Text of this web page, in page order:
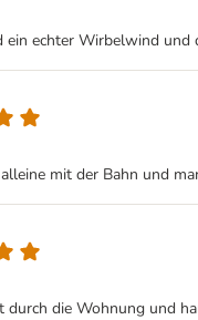
echter Wirbelwind
mit der Bahn und
durch die Wohnung und